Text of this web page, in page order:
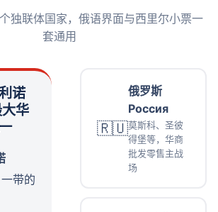
独联体国家，俄语界面与西里尔小票一
套通用
诺
华
一带的
🇷🇺
俄罗斯
Россия
莫斯科、圣彼
得堡等，华商
批发零售主战
场